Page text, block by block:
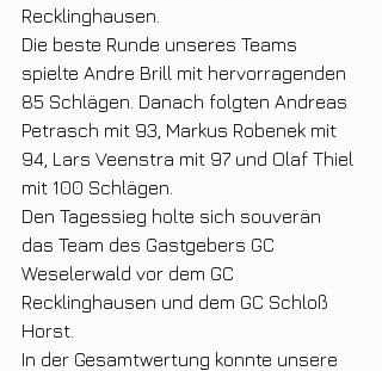
Recklinghausen.
Die beste Runde unseres Teams
spielte Andre Brill mit hervorragenden
85 Schlägen. Danach folgten Andreas
Petrasch mit 93, Markus Robenek mit
94, Lars Veenstra mit 97 und Olaf Thiel
mit 100 Schlägen.
Den Tagessieg holte sich souverän
das Team des Gastgebers GC
Weselerwald vor dem GC
Recklinghausen und dem GC Schloß
Horst.
In der Gesamtwertung konnte unsere